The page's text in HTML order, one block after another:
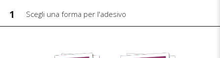
1 Scegli una forma per l'adesivo